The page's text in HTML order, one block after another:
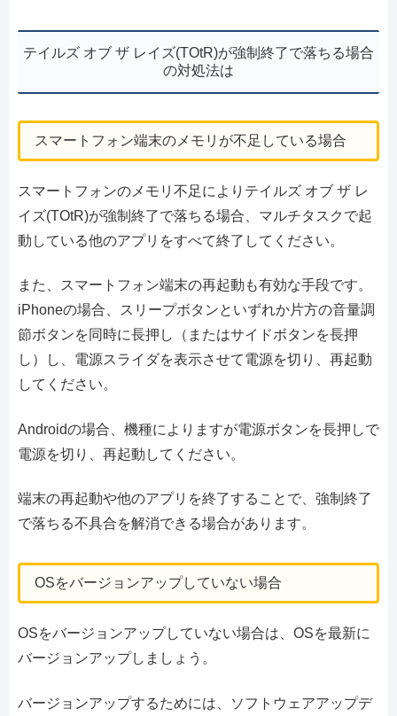
テイルズ オブ ザ レイズ(TOtR)が強制終了で落ちる場合
の対処法は
スマートフォン端末のメモリが不足している場合
スマートフォンのメモリ不足によりテイルズ オブ ザ レ
イズ(TOtR)が強制終了で落ちる場合、マルチタスクで起
動している他のアプリをすべて終了してください。
また、スマートフォン端末の再起動も有効な手段です。
iPhoneの場合、スリープボタンといずれか片方の音量調
節ボタンを同時に長押し（またはサイドボタンを長押
し）し、電源スライダを表示させて電源を切り、再起動
してください。
Androidの場合、機種によりますが電源ボタンを長押しで
電源を切り、再起動してください。
端末の再起動や他のアプリを終了することで、強制終了
で落ちる不具合を解消できる場合があります。
OSをバージョンアップしていない場合
OSをバージョンアップしていない場合は、OSを最新に
バージョンアップしましょう。
バージョンアップするためには、ソフトウェアアップデ